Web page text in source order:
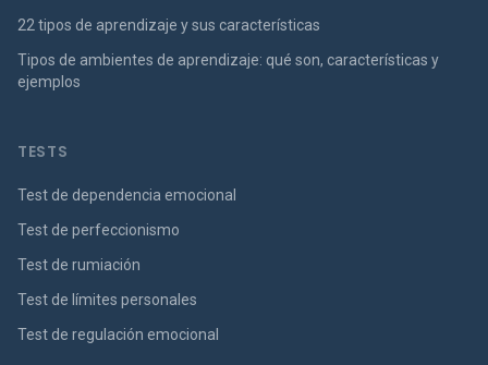
22 tipos de aprendizaje y sus características
Tipos de ambientes de aprendizaje: qué son, características y
ejemplos
TESTS
Test de dependencia emocional
Test de perfeccionismo
Test de rumiación
Test de límites personales
Test de regulación emocional